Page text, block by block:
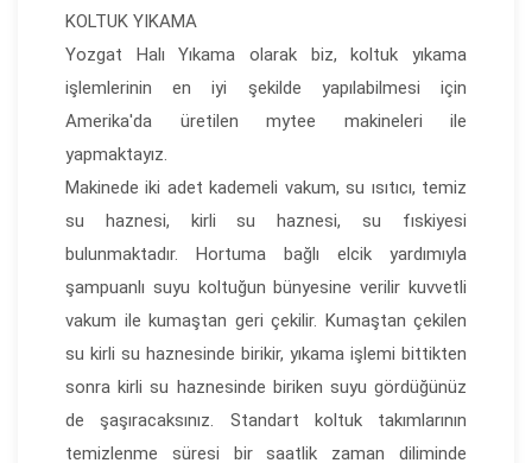
KOLTUK YIKAMA
Yozgat Halı Yıkama olarak biz, koltuk yıkama
işlemlerinin en iyi şekilde yapılabilmesi için
Amerika'da üretilen mytee makineleri ile
yapmaktayız.
Makinede iki adet kademeli vakum, su ısıtıcı, temiz
su haznesi, kirli su haznesi, su fıskiyesi
bulunmaktadır. Hortuma bağlı elcik yardımıyla
şampuanlı suyu koltuğun bünyesine verilir kuvvetli
vakum ile kumaştan geri çekilir. Kumaştan çekilen
su kirli su haznesinde birikir, yıkama işlemi bittikten
sonra kirli su haznesinde biriken suyu gördüğünüz
de şaşıracaksınız. Standart koltuk takımlarının
temizlenme süresi bir saatlik zaman diliminde